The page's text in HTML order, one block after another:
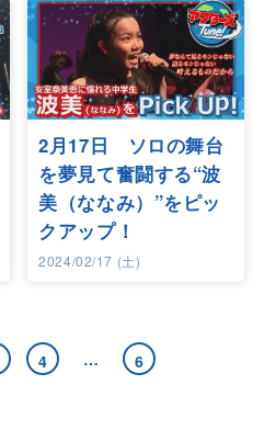
2月17日 ソロの舞台
を夢見て奮闘する“波
美（ななみ）”をピッ
クアップ！
2024/02/17 (土)
4 … 6